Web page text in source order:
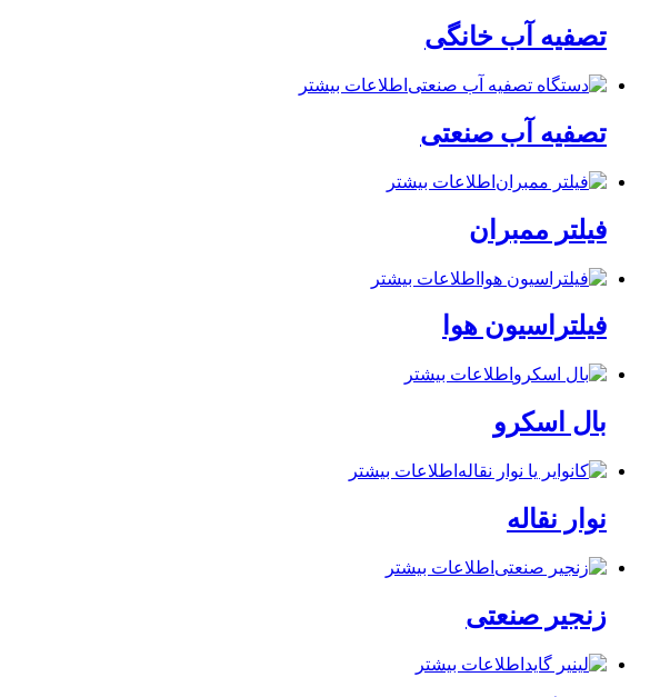
تصفیه آب خانگی
اطلاعات بیشتر
تصفیه آب صنعتی
اطلاعات بیشتر
فیلتر ممبران
اطلاعات بیشتر
فیلتراسیون هوا
اطلاعات بیشتر
بال اسکرو
اطلاعات بیشتر
نوار نقاله
اطلاعات بیشتر
زنجیر صنعتی
اطلاعات بیشتر